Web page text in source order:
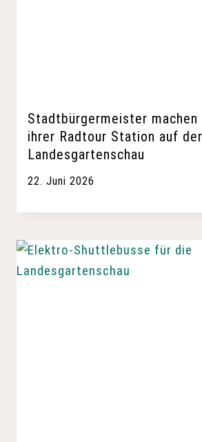
Stadtbürgermeister machen
ihrer Radtour Station auf der
Landesgartenschau
22. Juni 2026